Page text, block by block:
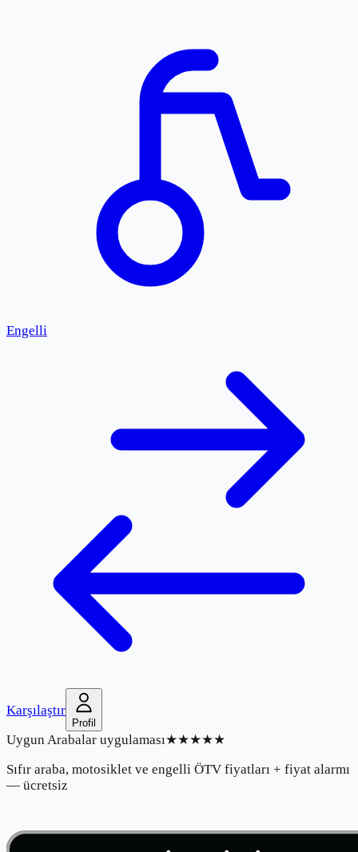
Engelli
Karşılaştır
Profil
Uygun Arabalar uygulaması★★★★★
Sıfır araba, motosiklet ve engelli ÖTV fiyatları + fiyat alarmı
— ücretsiz